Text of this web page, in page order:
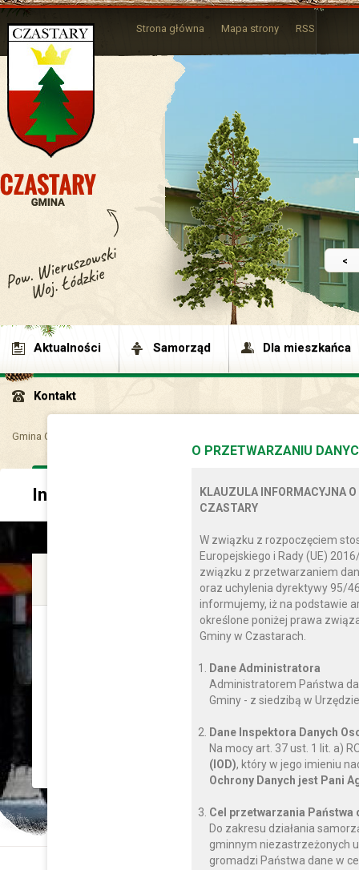
<
Strona główna Mapa strony RSS
Aktualności Samorząd Dla mieszkańca
Kontakt
Gmina Czastary
Inwestycje i Infrastruktura
Inwestycje
O PRZETWARZANIU
KLAUZULA INFORMACYJNA
CZASTARY
W związku z rozpoczęciem
Europejskiego i Rady (UE)
związku z przetwarzaniem
oraz uchylenia dyrektywy 95/
informujemy, iż na podstawie
określone poniżej prawa
Gminy w Czastarach.
Dane Administratora
Administratorem Państwa
Gminy - z siedzibą w
Dane Inspektora Danych
Na mocy art. 37 ust. 1 lit. a)
(IOD), który w jego imieniu
Ochrony Danych jest Pani
Cel przetwarzania Państwa
Do zakresu działania
gminnym niezastrzeżonych
gromadzi Państwa dane w